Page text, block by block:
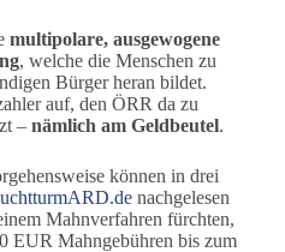
multipolare, ausgewogene
, welche die Menschen zu
Bürger heran bildet.
auf, den ÖRR da zu
– nämlich am Geldbeutel.
können in drei
nachgelesen
Mahnverfahren fürchten,
EUR Mahngebühren bis zum